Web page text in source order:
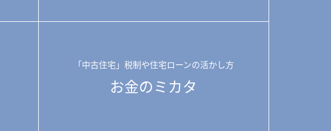
「中古住宅」税制や住宅ローンの活かし方
お金のミカタ